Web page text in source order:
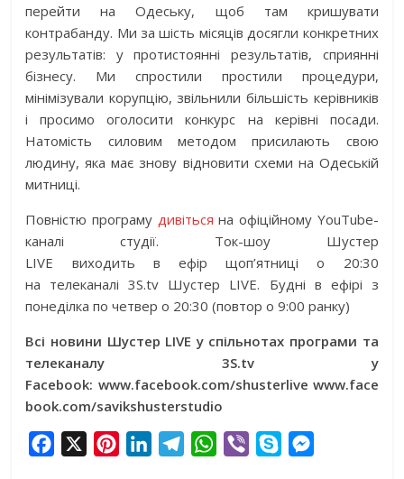
перейти на Одеську, щоб там кришувати
контрабанду. Ми за шість місяців досягли конкретних
результатів: у протистоянні результатів, сприянні
бізнесу. Ми спростили простили процедури,
мінімізували корупцію, звільнили більшість керівників
і просимо оголосити конкурс на керівні посади.
Натомість силовим методом присилають свою
людину, яка має знову відновити схеми на Одеській
митниці.
Повністю програму дивітьсяна офіційному YouTube-
каналі студії. Ток-шоу Шустер
LIVE виходить в ефір щоп’ятниці о 20:30
на телеканалі 3S.tv Шустер LIVE. Будні в ефірі з
понеділка по четвер о 20:30 (повтор о 9:00 ранку)
Всі новини Шустер LIVE у спільнотах програми та
телеканалу 3S.tv у
Facebook: www.facebook.com/shusterlive www.face
book.com/savikshusterstudio
W